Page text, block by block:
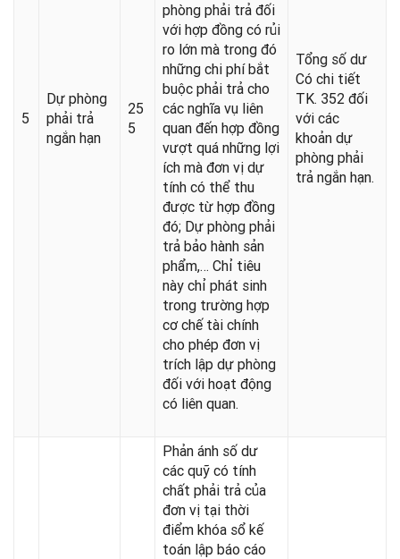
5
Dự phòng
phải trả
ngắn hạn
25
5
phòng phải trả đối
với hợp đồng có rủi
ro lớn mà trong đó
những chi phí bắt
buộc phải trả cho
các nghĩa vụ liên
quan đến hợp đồng
vượt quá những lợi
ích mà đơn vị dự
tính có thể thu
được từ hợp đồng
đó; Dự phòng phải
trả bảo hành sản
phẩm,… Chỉ tiêu
này chỉ phát sinh
trong trường hợp
cơ chế tài chính
cho phép đơn vị
trích lập dự phòng
đối với hoạt động
có liên quan.
Tổng số dư
Có chi tiết
TK. 352 đối
với các
khoản dự
phòng phải
trả ngắn hạn.
Phản ánh số dư
các quỹ có tính
chất phải trả của
đơn vị tại thời
điểm khóa sổ kế
toán lập báo cáo